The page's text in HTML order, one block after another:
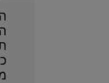
כל 12 תאים